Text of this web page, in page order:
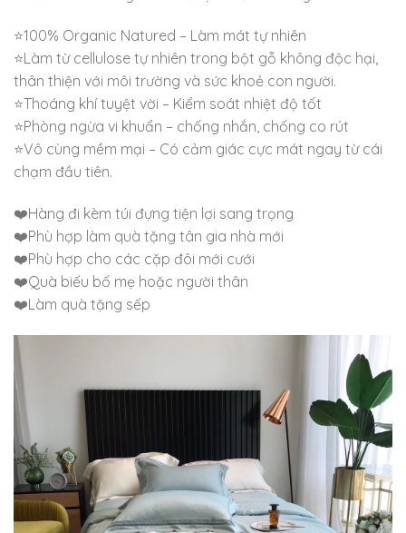
⭐100% Organic Natured – Làm mát tự nhiên
⭐Làm từ cellulose tự nhiên trong bột gỗ không độc hại,
thân thiện với môi trường và sức khoẻ con người.
⭐Thoáng khí tuyệt vời – Kiểm soát nhiệt độ tốt
⭐Phòng ngừa vi khuẩn – chống nhắn, chống co rút
⭐Vô cùng mềm mại – Có cảm giác cực mát ngay từ cái
chạm đầu tiên.
❤️Hàng đi kèm túi đựng tiện lợi sang trọng
❤️Phù hợp làm quà tặng tân gia nhà mới
❤️Phù hợp cho các cặp đôi mới cưới
❤️Quà biếu bố mẹ hoặc người thân
❤️Làm quà tặng sếp